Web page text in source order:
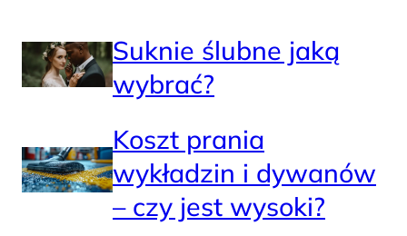
Suknie ślubne jaką
wybrać?
Koszt prania
wykładzin i dywanów
– czy jest wysoki?